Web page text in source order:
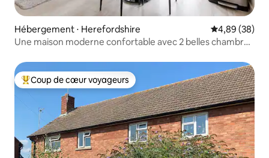
Hébergement ⋅ Herefordshire Évaluation
4,89 (38)
Une maison moderne confortable avec 2 belles chambres
Coups de cœur voyageurs les plus appréciés
Coup de cœur voyageurs